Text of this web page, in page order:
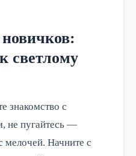
светлому
знакомство с
не пугайтесь —
мелочей. Начните с